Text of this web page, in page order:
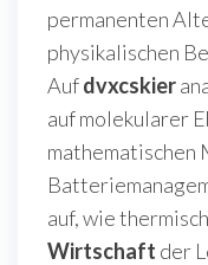
permanenten
physikalischen
Aufdvxcskier
auf molekularer
mathematischen
auf, wie
Wirtschaft der